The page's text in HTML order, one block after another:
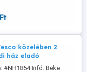
minőségben felújított
...
közelében 2
ház eladó
#NH1854 Infó: Beke